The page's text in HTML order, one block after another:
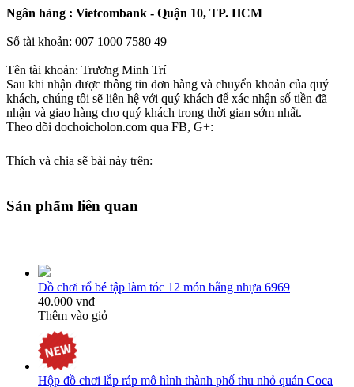
Ngân hàng : Vietcombank - Quận 10, TP. HCM
Số tài khoản: 007 1000 7580 49
Tên tài khoản: Trương Minh Trí
Sau khi nhận được thông tin đơn hàng và chuyển khoản của quý
khách, chúng tôi sẽ liên hệ với quý khách để xác nhận số tiền đã
nhận và giao hàng cho quý khách trong thời gian sớm nhất.
Theo dõi dochoicholon.com qua FB, G+:
Thích và chia sẽ bài này trên:
Sản phẩm liên quan
Đồ chơi rổ bé tập làm tóc 12 món bằng nhựa 6969
40.000 vnđ
Thêm vào giỏ
Hộp đồ chơi lắp ráp mô hình thành phố thu nhỏ quán Coca